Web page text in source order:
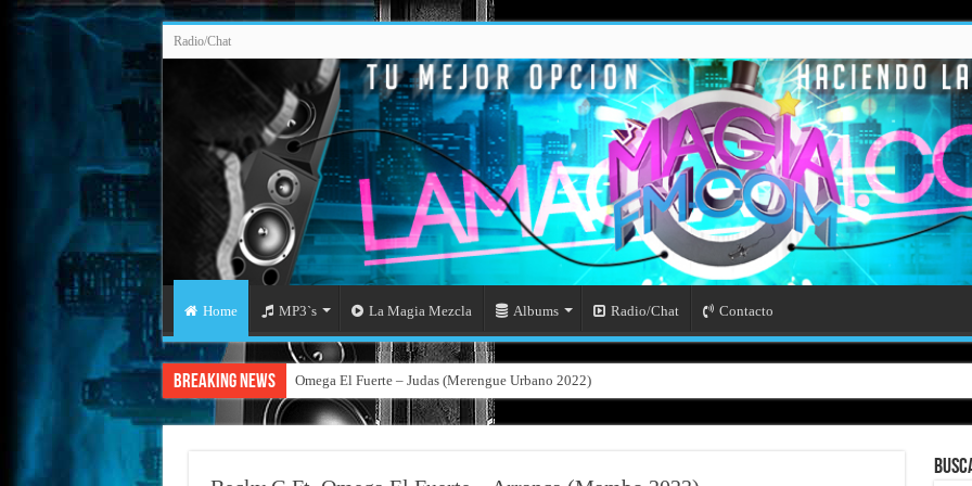
Radio/Chat
Home MP3`s La Magia Mezcla Albums Radio/Chat Contacto
Breaking News Omega El Fuerte – Judas (Merengue Urbano 2022)